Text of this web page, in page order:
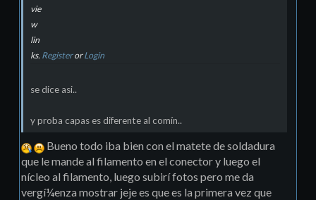
vie
w
lin
ks. RegisterorLogin
se dice asi..
y proba capas es diferente al comín..
Bueno todo iba bien con el matete de soldadura
que le mande al filamento en el conector y luego el
nícleo al filamento, luego subirí fotos pero me da
vergí¼enza mostrar jeje es que es la primera vez que